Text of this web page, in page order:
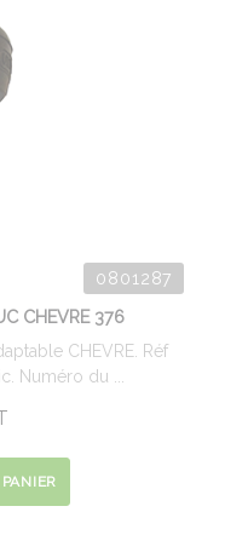
0801287
CHEVRE 376
CHEVRE. Réf
Numéro du ...